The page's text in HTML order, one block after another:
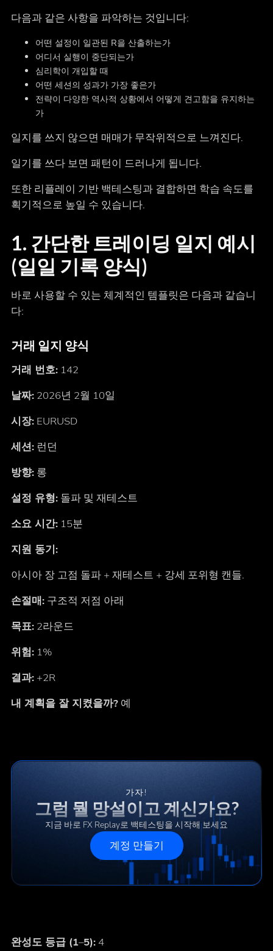
다음과 같은 사항을 파악하는 것입니다:
어떤 설정이 일관된 R을 산출하는가
어디서 실행이 중단되는가
심리학이 개입할 때
어떤 세션의 성과가 가장 좋은가
전략이 다양한 역사적 상황에서 어떻게 견고함을 유지하는
가
일지를 쓰지 않으면 매매가 무작위적으로 느껴진다.
일기를 쓰다 보면 패턴이 드러나게 됩니다.
또한 리플레이 기반 백테스팅과 결합하면 학습 속도를
획기적으로 높일 수 있습니다.
1. 간단한 트레이딩 일지 예시
(일일 기록 양식)
바로 사용할 수 있는 체계적인 템플릿은 다음과 같습니
다:
거래 일지 양식
거래 번호:142
날짜:2026년 2월 10일
시장:EURUSD
세션:런던
방향:롱
설정 유형:돌파 및 재테스트
소요 시간:15분
지원 동기:
아시아 장 고점 돌파 + 재테스트 + 강세 포위형 캔들.
손절매:구조적 저점 아래
목표:2라운드
위험:1%
결과:+2R
내 계획을 잘 지켰을까?예
가자!
그럼 뭘 망설이고 계신가요?
지금 바로 FX Replay로 백테스팅을 시작해 보세요
계정 만들기
완성도 등급 (1–5):4